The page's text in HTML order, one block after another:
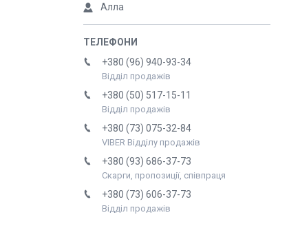
Алла
+380 (96) 940-93-34
Відділ продажів
+380 (50) 517-15-11
Відділ продажів
+380 (73) 075-32-84
VIBER Відділу продажів
+380 (93) 686-37-73
Скарги, пропозиції, співпраця
+380 (73) 606-37-73
Відділ продажів